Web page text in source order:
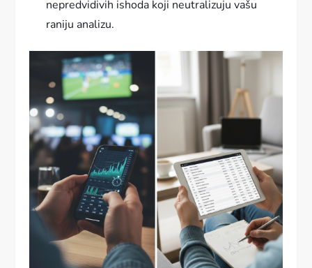
nepredvidivih ishoda koji neutralizuju vašu
raniju analizu.